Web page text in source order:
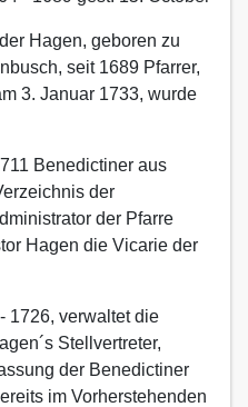
Hagen, geboren zu
seit 1689 Pfarrer,
3. Januar 1733, wurde
Benedictiner aus
der
der Pfarre
Hagen die Vicarie der
1726, verwaltet die
Stellvertreter,
der Benedictiner
im Vorherstehenden